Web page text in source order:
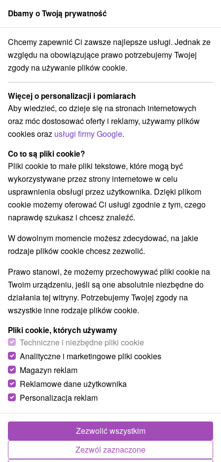
członek grupySorger
Atrakcje na Słowacji Zabytki techniki Severné Slovensko
Zabytki techniki Severné Slovensko
Kategorie
Wszystkie kategorie
Miejsca sakralne(2)
Wieże obserwacyjne i chodniki(14)
Zamki, pałace, ruiny (13)
Loty widokowe i rejsy wycieczkowe(3) Sporty(15)
Jazda konna(3) Skanseny (11) Teatry(2)
Chaty górskie (10) Zamki(3)
Areny laserowe i paintball (3) Rafting, rafting, rafting(3)
Obiekty architektoniczne(1) Ośrodek narciarski
Parki miejskie i zamkowe
Pola golfowe (1) Tory gokartowe(1)
Amfiteatry i kina w przyrodzie (2)
Tory bobslejowe(3) Kolejki linowe(6)
Atrakcje z adrenaliną(28) Atrakcje turystyczne(34)
Muzea i galerie(12)
Ogrody zoologiczne i fermy zwierząt(3)
Ogrody botaniczne(2) Escaperoom
Jeziora, jeziora, zbiorniki wodne (9)
Atrakcje dla dzieci(53) Zabytki techniki(7)
Wodospady(14) Kościoły drewniane
Aquaparki, baseny(11) Planetarium i obserwatorium
Ośrodki i miasteczka dziecięce
Wsie i miasta
Stará Bystrica(1) Trebostovo(1)
Dbamy o Twoją prywatność
Chcemy zapewnić Ci zawsze najlepsze usługi. Jednak ze
względu na obowiązujące prawo potrzebujemy Twojej
zgody na używanie plików cookie.
Więcej o personalizacji i pomiarach
Aby wiedzieć, co dzieje się na stronach internetowych
oraz móc dostosować oferty i reklamy, używamy plików
cookies oraz usługi firmy Google.
Co to są pliki cookie?
Pliki cookie to małe pliki tekstowe, które mogą być
wykorzystywane przez strony internetowe w celu
usprawnienia obsługi przez użytkownika. Dzięki plikom
cookie możemy oferować Ci usługi zgodnie z tym, czego
naprawdę szukasz i chcesz znaleźć.
W dowolnym momencie możesz zdecydować, na jakie
rodzaje plików cookie chcesz zezwolić.
Prawo stanowi, że możemy przechowywać pliki cookie na
Twoim urządzeniu, jeśli są one absolutnie niezbędne do
działania tej witryny. Potrzebujemy Twojej zgody na
wszystkie inne rodzaje plików cookie.
Pliki cookie, których używamy
Techniczne i niezbędne pliki cookie
Analityczne i marketingowe pliki cookies
Magazyn reklam
Reklamowe dane użytkownika
Personalizacja reklam
Zezwól zaznaczone
Zezwolić wszystkim